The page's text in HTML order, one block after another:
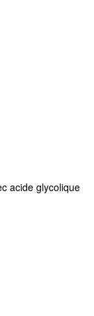
acide glycolique